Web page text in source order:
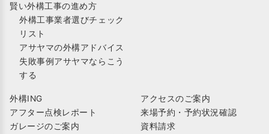
賢い外構工事の進め方
外構工事業者選びチェック
リスト
アサヤマの外構アドバイス
失敗事例アサヤマならこう
する
外構ING
アフター点検レポート
ガレージのご案内
アクセスのご案内
来場予約・予約状況確認
資料請求